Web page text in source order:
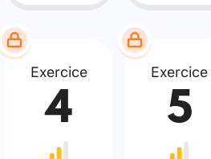
Exercice
4
Exercice
5